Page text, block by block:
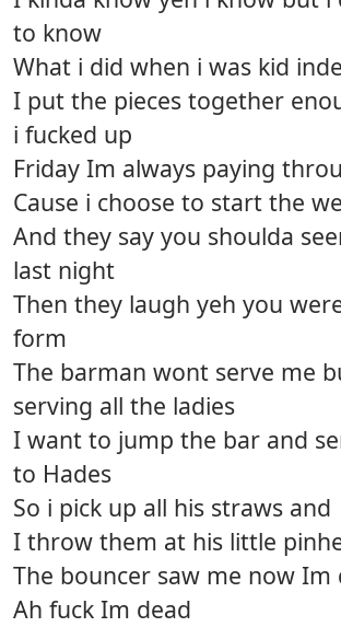
to know
What i did when i was kid
I put the pieces together
i fucked up
Friday Im always paying
Cause i choose to start the
And they say you shoulda
last night
Then they laugh yeh you
form
The barman wont serve me
serving all the ladies
I want to jump the bar and
to Hades
So i pick up all his straws and
I throw them at his little
The bouncer saw me now Im
Ah fuck Im dead